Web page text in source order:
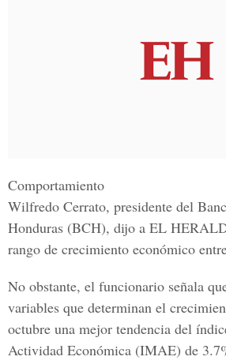
Comportamiento
Wilfredo Cerrato, presidente del
Honduras (BCH), dijo a EL
rango de crecimiento económico
No obstante, el funcionario señala
variables que determinan el
octubre una mejor tendencia del
Actividad Económica (IMAE) de